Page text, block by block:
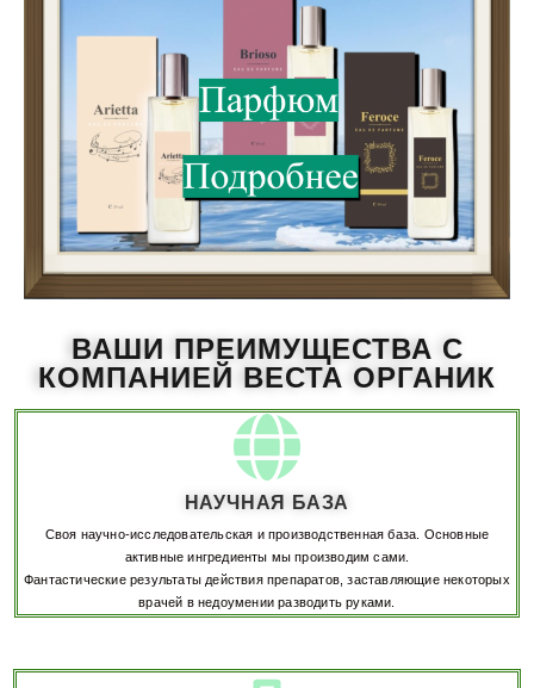
ВАШИ ПРЕИМУЩЕСТВА С
КОМПАНИЕЙ ВЕСТА ОРГАНИК
НАУЧНАЯ БАЗА
Своя научно-исследовательская и производственная база. Основные
активные ингредиенты мы производим сами.
Фантастические результаты действия препаратов, заставляющие некоторых
врачей в недоумении разводить руками.